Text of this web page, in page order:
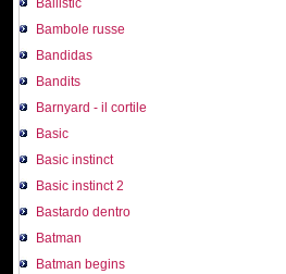
Ballistic
Bambole russe
Bandidas
Bandits
Barnyard - il cortile
Basic
Basic instinct
Basic instinct 2
Bastardo dentro
Batman
Batman begins